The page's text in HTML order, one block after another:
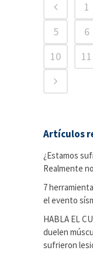
1
5
6
10
11
Artículos
¿Estamos
Realmente no
7
el evento
HABLA EL
duelen
sufrieron